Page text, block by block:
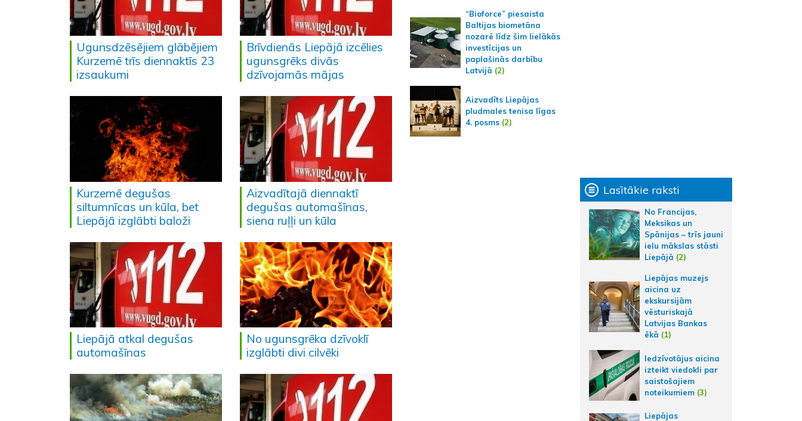
Ugunsdzēsējiem glābējiem
Kurzemē trīs diennaktīs 23
izsaukumi
Brīvdienās Liepājā izcēlies
ugunsgrēks divās
dzīvojamās mājas
Kurzemē degušas
siltumnīcas un kūla, bet
Liepājā izglābti baloži
Aizvadītajā diennaktī
degušas automašīnas,
siena ruļļi un kūla
Liepājā atkal degušas
automašīnas
No ugunsgrēka dzīvoklī
izglābti divi cilvēki
“Bioforce” piesaista
Baltijas biometāna
nozarē līdz šim lielākās
investīcijas un
paplašinās darbību
Latvijā (2)
Aizvadīts Liepājas
pludmales tenisa līgas
4. posms (2)
Lasītākie raksti
No Francijas,
Meksikas un
Spānijas – trīs jauni
ielu mākslas stāsti
Liepājā (2)
Liepājas muzejs
aicina uz
ekskursijām
vēsturiskajā
Latvijas Bankas
ēkā (1)
Iedzīvotājus aicina
izteikt viedokli par
saistošajiem
noteikumiem (3)
Liepājas